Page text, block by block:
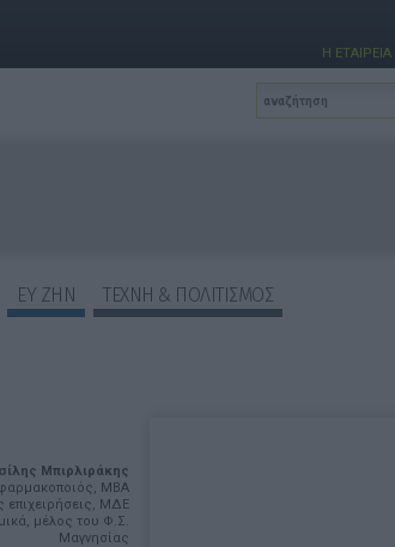
Η ΕΤΑΙΡΕΙΑ
ΕΥ ΖΗΝ
ΤΕΧΝΗ & ΠΟΛΙΤΙΣΜΟΣ
Μπιρλιράκης
MBA
επιχειρήσεις, ΜΔΕ
μέλος του Φ.Σ.
Μαγνησίας